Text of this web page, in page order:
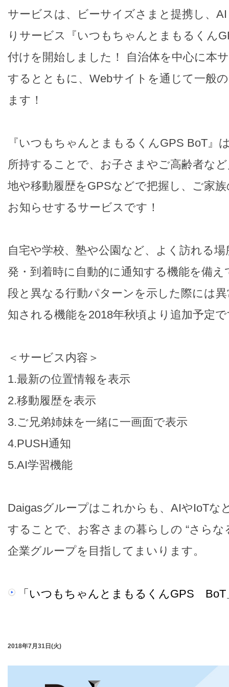
サービスは、ビーサイズさまと提携し、
りサービス『いつもちゃんとまもるくん
付けを開始しました！ 自治体を中心に本
するとともに、Webサイトを通じて一般
ます！
『いつもちゃんとまもるくんGPS BoT』
所持することで、お子さまやご高齢者な
地や移動履歴をGPSなどで把握し、ご家
お知らせするサービスです！
自宅や学校、塾や公園など、よく訪れる
発・到着時に自動的に通知する機能を備
段と異なる行動パターンを示した際には
知される機能を2018年秋頃より追加予定
＜サービス内容＞
1.最新の位置情報を表示
2.移動履歴を表示
3.ご兄弟姉妹を一緒に一画面で表示
4.PUSH通知
5.AI学習機能
Daigasグループはこれからも、AIやIoTな
することで、お客さまの暮らしの “さらな
企業グループを目指してまいります。
「いつもちゃんとまもるくんGPS
2018年7月31日(火)